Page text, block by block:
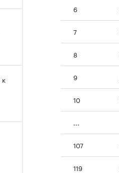
6
7
8
9
10
107
119